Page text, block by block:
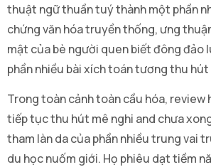
thuật ngữ thuần tuý thành một phần
chứng văn hóa truyền thống, ưng
mật của bè người quen biết đông
phần nhiều bài xích toán tương thu
Trong toàn cảnh toàn cầu hóa, review
tiếp tục thu hút mê nghi and chưa
tham làn da của phần nhiều trung vai
du học nuốm giới. Họ phiêu dạt tiềm